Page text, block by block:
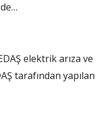
elektrik arıza ve
tarafından yapılan